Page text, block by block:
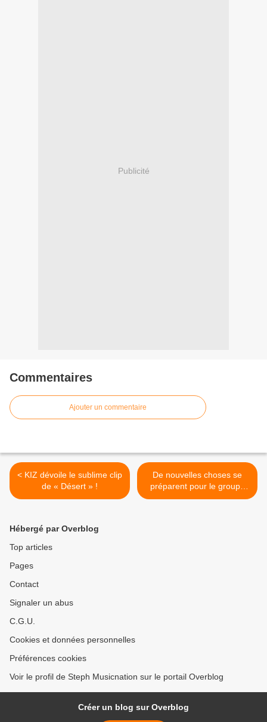
Publicité
Commentaires
Ajouter un commentaire
< KIZ dévoile le sublime clip
de « Désert » !
De nouvelles choses se
préparent pour le groupe
Memory Lake ! >
Hébergé par Overblog
Top articles
Pages
Contact
Signaler un abus
C.G.U.
Cookies et données personnelles
Préférences cookies
Voir le profil de Steph Musicnation sur le portail Overblog
Créer un blog sur Overblog